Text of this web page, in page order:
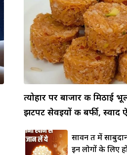
त्योहार पर बाजार की मिठाई
झटपट सेवइयों की बर्फी, स्वाद
सावन व्रत में
इन लोगों के लिए